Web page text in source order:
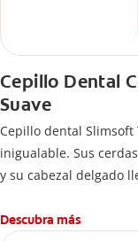
Cepillo Dental
Suave
Cepillo dental
inigualable. Sus
y su cabezal delgado
Descubra más